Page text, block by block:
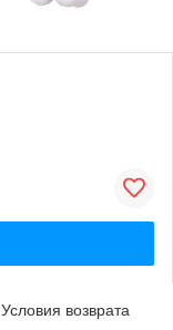
Условия возврата